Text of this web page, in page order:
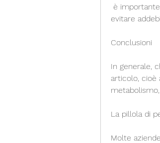
evitare
Conclusioni
In generale,
articolo, cioè
La pillola di
Molte